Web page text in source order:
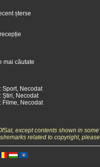
șterse
mai căutate
Sport, Necodat
Știri, Necodat
Filme, Necodat
except contents shown in
related to copyright,